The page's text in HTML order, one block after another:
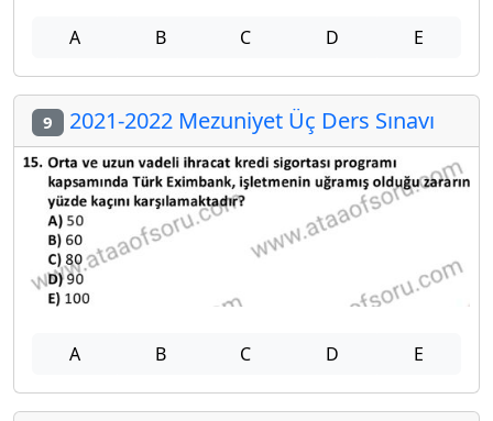
A B C D E
9 2021-2022 Mezuniyet Üç Ders Sınavı
A B C D E